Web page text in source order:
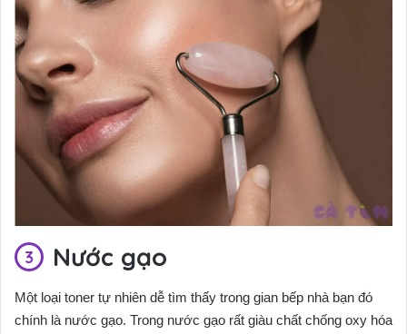
Nước gạo
Một loại toner tự nhiên dễ tìm thấy trong gian bếp nhà bạn đó
chính là nước gạo. Trong nước gạo rất giàu chất chống oxy hóa